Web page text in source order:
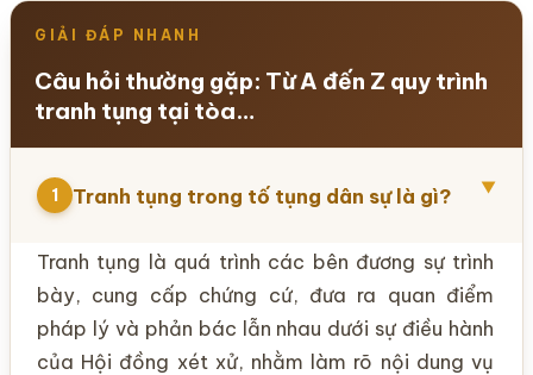
GIẢI ĐÁP NHANH
Câu hỏi thường gặp: Từ A đến Z quy trình
tranh tụng tại tòa…
1 Tranh tụng trong tố tụng dân sự là gì? ▼
Tranh tụng là quá trình các bên đương sự trình
bày, cung cấp chứng cứ, đưa ra quan điểm
pháp lý và phản bác lẫn nhau dưới sự điều hành
của Hội đồng xét xử, nhằm làm rõ nội dung vụ